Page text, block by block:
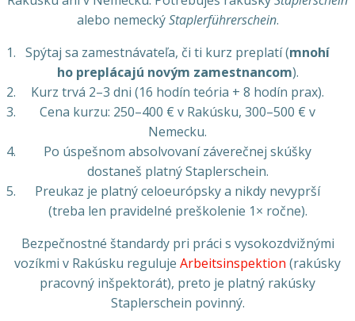
alebo nemeckýStaplerführerschein.
Spýtaj sa zamestnávateľa, či ti kurz preplatí (mnohí
ho preplácajú novým zamestnancom).
Kurz trvá 2–3 dni (16 hodín teória + 8 hodín prax).
Cena kurzu: 250–400 € v Rakúsku, 300–500 € v
Nemecku.
Po úspešnom absolvovaní záverečnej skúšky
dostaneš platný Staplerschein.
Preukaz je platný celoeurópsky a nikdy nevyprší
(treba len pravidelné preškolenie 1× ročne).
Bezpečnostné štandardy pri práci s vysokozdvižnými
vozíkmi v Rakúsku reguluje Arbeitsinspektion (rakúsky
pracovný inšpektorát), preto je platný rakúsky
Staplerschein povinný.